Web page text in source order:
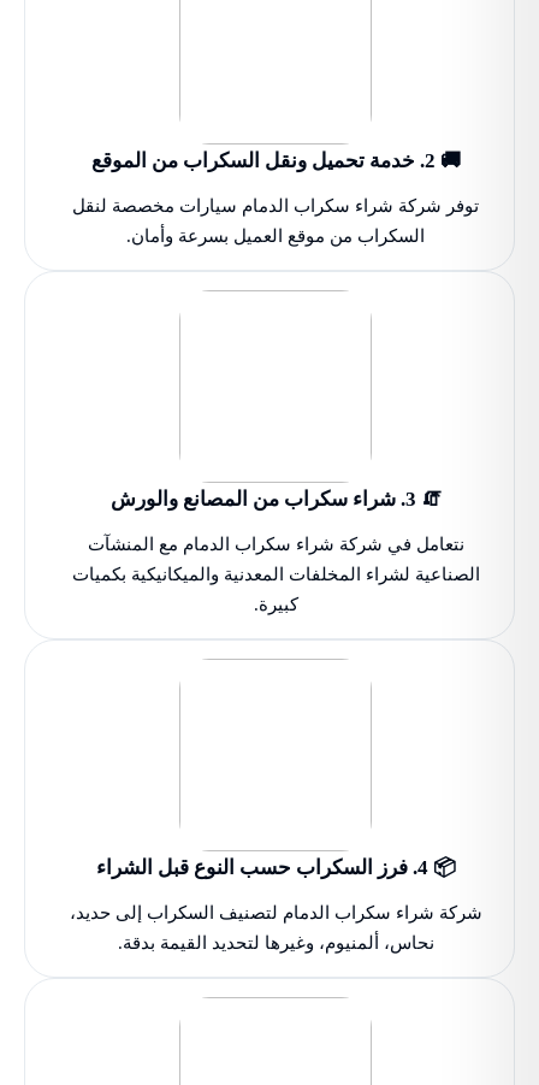
🚚 2. خدمة تحميل ونقل السكراب من الموقع
توفر شركة شراء سكراب الدمام سيارات مخصصة لنقل
السكراب من موقع العميل بسرعة وأمان.
🧯 3. شراء سكراب من المصانع والورش
نتعامل في شركة شراء سكراب الدمام مع المنشآت
الصناعية لشراء المخلفات المعدنية والميكانيكية بكميات
كبيرة.
📦 4. فرز السكراب حسب النوع قبل الشراء
شركة شراء سكراب الدمام لتصنيف السكراب إلى حديد،
نحاس، ألمنيوم، وغيرها لتحديد القيمة بدقة.